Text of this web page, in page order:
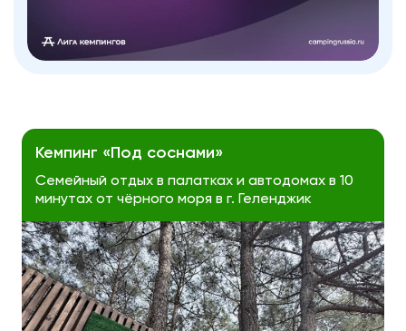
Кемпинг «Под соснами»
Семейный отдых в палатках и автодомах в 10
минутах от чёрного моря в г. Геленджик